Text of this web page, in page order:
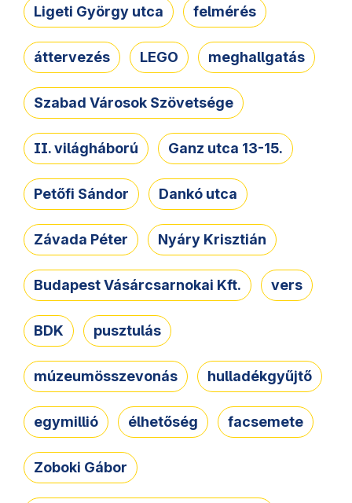
Ligeti György utca felmérés
áttervezés LEGO meghallgatás
Szabad Városok Szövetsége
II. világháború Ganz utca 13-15.
Petőfi Sándor Dankó utca
Závada Péter Nyáry Krisztián
Budapest Vásárcsarnokai Kft. vers
BDK pusztulás
múzeumösszevonás hulladékgyűjtő
egymillió élhetőség facsemete
Zoboki Gábor